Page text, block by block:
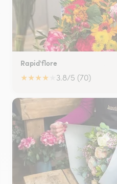
Rapid'flore
★★★★ 3.8/5 (70)